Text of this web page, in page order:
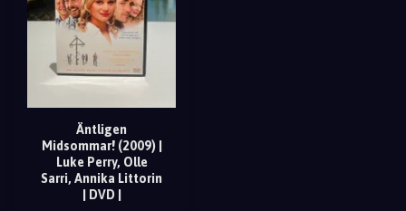
Äntligen
Midsommar! (2009) |
Luke Perry, Olle
Sarri, Annika Littorin
| DVD |